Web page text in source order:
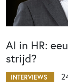
AI in HR:
strijd?
INTERVIEWS